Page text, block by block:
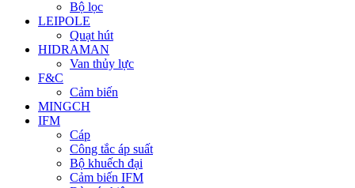
Bộ lọc
LEIPOLE
Quạt hút
HIDRAMAN
Van thủy lực
F&C
Cảm biến
MINGCH
IFM
Cáp
Công tắc áp suất
Bộ khuếch đại
Cảm biến IFM